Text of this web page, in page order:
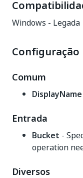
Windows -
Configuração
Comum
DisplayName
Entrada
Bucket -
operation
Diversos